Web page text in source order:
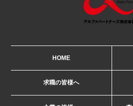
HOME
求職の皆様へ